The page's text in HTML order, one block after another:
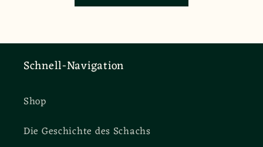
Schnell-Navigation
Shop
Die Geschichte des Schachs